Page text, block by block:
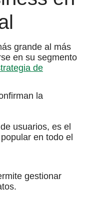
grande al más
en su segmento
de
la
usuarios, es el
en todo el
gestionar